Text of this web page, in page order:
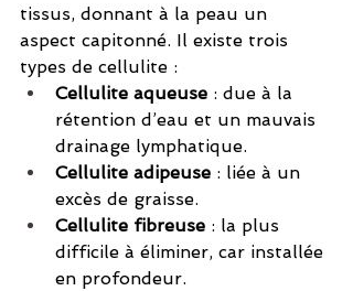
tissus, donnant à la peau un
aspect capitonné. Il existe trois
types de cellulite :
Cellulite aqueuse : due à la
rétention d’eau et un mauvais
drainage lymphatique.
Cellulite adipeuse : liée à un
excès de graisse.
Cellulite fibreuse : la plus
difficile à éliminer, car installée
en profondeur.